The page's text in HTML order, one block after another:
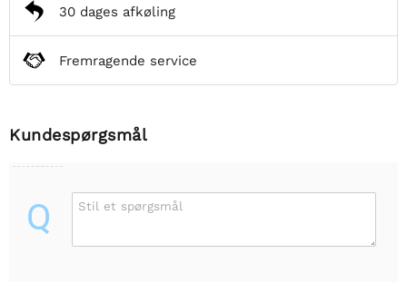
30 dages afkøling
Fremragende service
Kundespørgsmål
Q Stil et spørgsmål